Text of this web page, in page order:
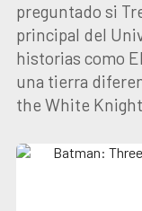
preguntado si
principal del
historias como
una tierra
the White